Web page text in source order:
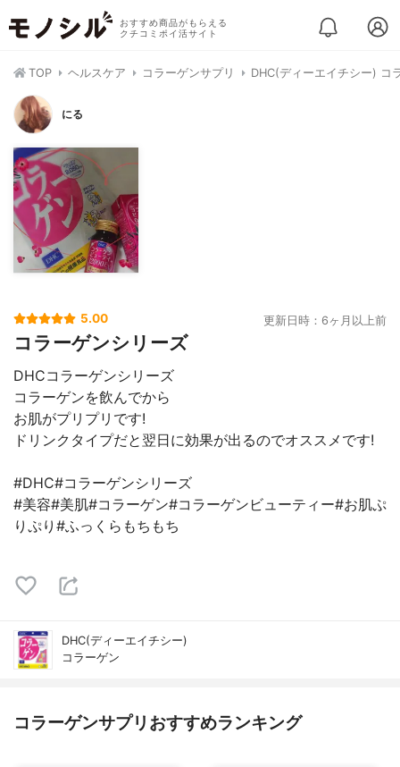
おすすめ商品がもらえる
クチコミポイ活サイト
TOP ヘルスケア コラーゲンサプリ DHC(ディーエイチシー) コ
にる
5.00 更新日時：6ヶ月以上前
コラーゲンシリーズ
DHCコラーゲンシリーズ
コラーゲンを飲んでから
お肌がプリプリです!
ドリンクタイプだと翌日に効果が出るのでオススメです!
#DHC#コラーゲンシリーズ
#美容#美肌#コラーゲン#コラーゲンビューティー#お肌ぷ
りぷり#ふっくらもちもち
DHC(ディーエイチシー)
コラーゲン
コラーゲンサプリおすすめランキング